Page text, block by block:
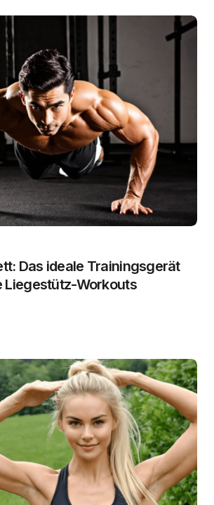
Das ideale Trainingsgerät
Liegestütz-Workouts